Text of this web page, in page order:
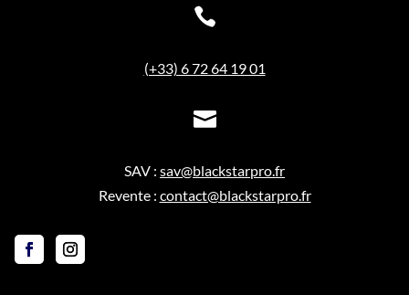

(+33) 6 72 64 19 01

SAV : sav@blackstarpro.fr
Revente : contact@blackstarpro.fr